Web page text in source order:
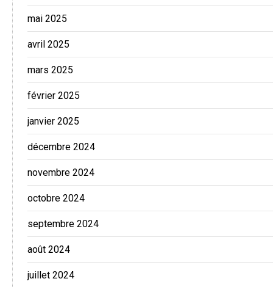
mai 2025
avril 2025
mars 2025
février 2025
janvier 2025
décembre 2024
novembre 2024
octobre 2024
septembre 2024
août 2024
juillet 2024